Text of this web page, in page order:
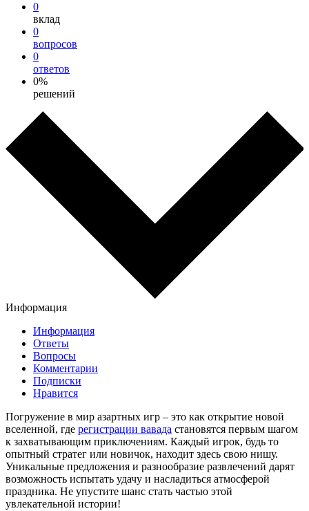
0
вклад
0
вопросов
0
ответов
0%
решений
Информация
Информация
Ответы
Вопросы
Комментарии
Подписки
Нравится
Погружение в мир азартных игр – это как открытие новой
вселенной, где регистрации вавада становятся первым шагом
к захватывающим приключениям. Каждый игрок, будь то
опытный стратег или новичок, находит здесь свою нишу.
Уникальные предложения и разнообразие развлечений дарят
возможность испытать удачу и насладиться атмосферой
праздника. Не упустите шанс стать частью этой
увлекательной истории!